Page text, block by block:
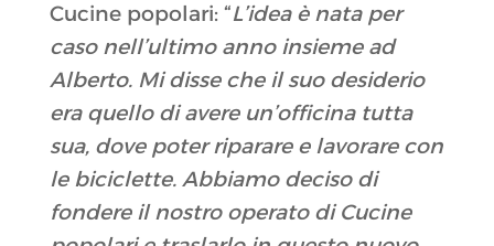
Cucine popolari: “L’idea è nata per
caso nell’ultimo anno insieme ad
Alberto. Mi disse che il suo desiderio
era quello di avere un’officina tutta
sua, dove poter riparare e lavorare con
le biciclette. Abbiamo deciso di
fondere il nostro operato di Cucine